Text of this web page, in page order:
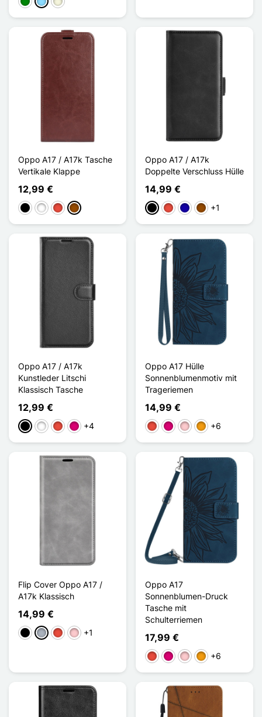
Oppo A17 / A17k Tasche
Vertikale Klappe
12,99 €
Schwarz
WeißRot Braun
Oppo A17 / A17k
Doppelte Verschluss Hülle
14,99 €
Schwarz
Rot Dunkelblau
Braun
+1
Oppo A17 / A17k
Kunstleder Litschi
Klassisch Tasche
12,99 €
Schwarz
WeißRot Magenta
+4
Oppo A17 Hülle
Sonnenblumenmotiv mit
Trageriemen
14,99 €
Rot Magenta
PinkOrange
+6
Flip Cover Oppo A17 /
A17k Klassisch
14,99 €
Schwarz
GrauRot Pink+1
Oppo A17
Sonnenblumen-Druck
Tasche mit
Schulterriemen
17,99 €
Rot Magenta
PinkOrange
+6